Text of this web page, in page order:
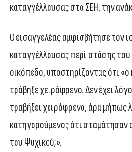
καταγγέλλουσας στο ΣΕΗ, την
Ο εισαγγελέας αμφισβήτησε τον
καταγγέλλουσας περί στάσης
οικόπεδο, υποστηρίζοντας ότι
τράβηξε χειρόφρενο. Δεν έχει
τραβήξει χειρόφρενο, άρα μήπως
κατηγορούμενος ότι σταμάτησαν
του Ψυχικού;».